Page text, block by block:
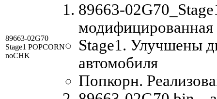
89663-02G70
Stage1 POPCORN
noCHK
89663-
Stage1. Улучшены
автомобиля
Попкорн.